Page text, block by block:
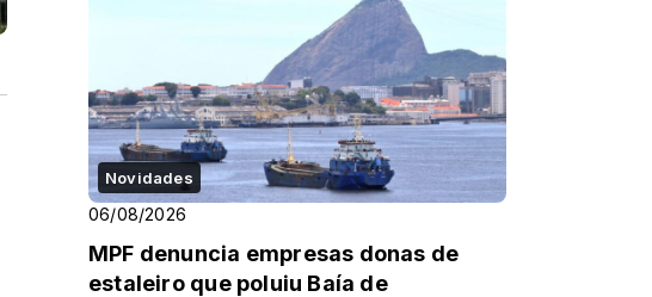
Novidades
06/08/2026
MPF denuncia empresas donas de
estaleiro que poluiu Baía de